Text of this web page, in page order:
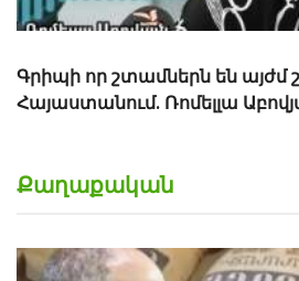
Գրիպի որ շտամներն են այժմ
Հայաստանում. Ռոմելլա
Քաղաքական